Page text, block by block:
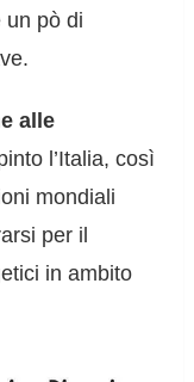
un pò di
alle
l’Italia, così
mondiali
per il
in ambito